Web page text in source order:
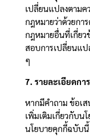
เปลี่ยนแปลงตามค
กฎหมายว่าด้วยกา
กฎหมายอื่นที่เกี่ยว
สอบการเปลี่ยนแ
ๆ
7. รายละเอียดกา
หากมีคำถาม ข้อเ
เพิ่มเติมเกี่ยวกับน
นโยบายคุกกี้ฉบับ